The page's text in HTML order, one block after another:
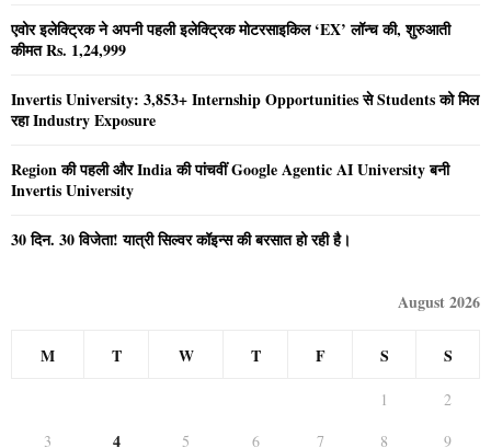
एवोर इलेक्ट्रिक ने अपनी पहली इलेक्ट्रिक मोटरसाइकिल ‘EX’ लॉन्च की, शुरुआती
कीमत Rs. 1,24,999
Invertis University: 3,853+ Internship Opportunities से Students को मिल
रहा Industry Exposure
Region की पहली और India की पांचवीं Google Agentic AI University बनी
Invertis University
30 दिन. 30 विजेता! यात्री सिल्वर कॉइन्स की बरसात हो रही है।
August 2026
M T W T F S S
1
2
3
4 5 6 7 8
9